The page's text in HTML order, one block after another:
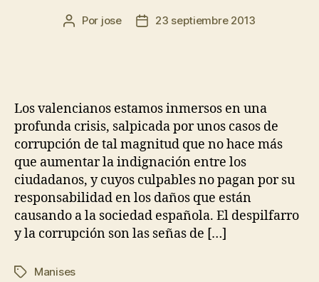
Por jose 23 septiembre 2013
Los valencianos estamos inmersos en una
profunda crisis, salpicada por unos casos de
corrupción de tal magnitud que no hace más
que aumentar la indignación entre los
ciudadanos, y cuyos culpables no pagan por su
responsabilidad en los daños que están
causando a la sociedad española. El despilfarro
y la corrupción son las señas de […]
Manises